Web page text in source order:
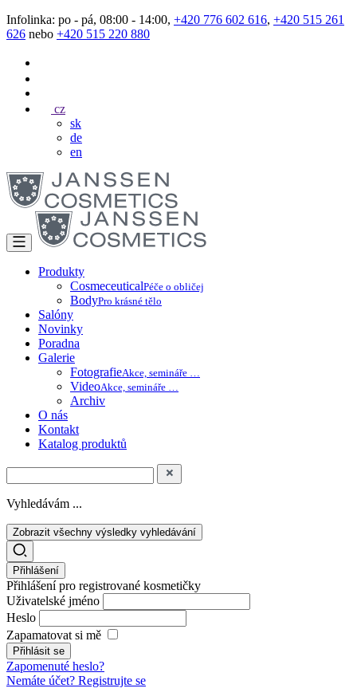
Infolinka: po - pá, 08:00 - 14:00, +420 776 602 616, +420 515 261
626 nebo +420 515 220 880
cz
sk
de
en
Produkty
CosmeceuticalPéče o obličej
BodyPro krásné tělo
Salóny
Novinky
Poradna
Galerie
FotografieAkce, semináře …
VideoAkce, semináře …
Archiv
O nás
Kontakt
Katalog produktů
Vyhledávám ...
Zobrazit všechny výsledky vyhledávání
Přihlášení
Přihlášení pro registrované kosmetičky
Uživatelské jméno
Heslo
Zapamatovat si mě
Zapomenuté heslo?
Nemáte účet? Registrujte se